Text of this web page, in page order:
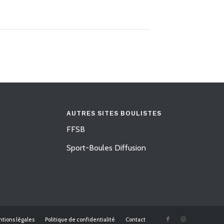
AUTRES SITES BOULISTES
FFSB
Sport-Boules Diffusion
légales Politique de confidentialité Contact